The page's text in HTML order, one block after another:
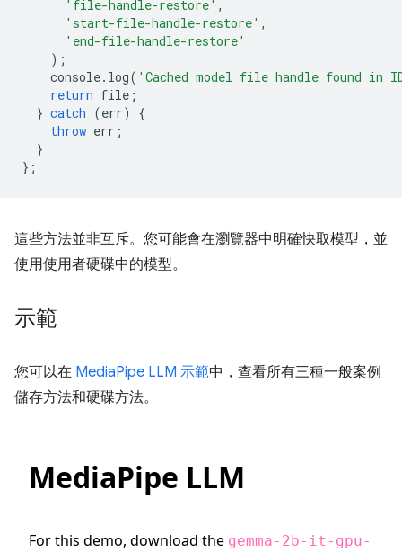
'file-handle-restore' ,
'start-file-handle-restore' ,
'end-file-handle-restore'
);
console. log( 'Cached model file handle found in
return file ;
} catch (err)
{
throw err ;
}
};
這些方法並非互斥。您可能會在瀏覽器中明確快取模型，並
使用使用者硬碟中的模型。
示範
您可以在 MediaPipe LLM 示範中，查看所有三種一般案例
儲存方法和硬碟方法。